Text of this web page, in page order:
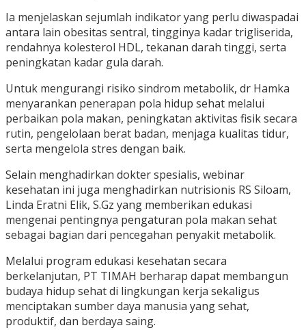
Ia menjelaskan sejumlah indikator yang perlu diwaspadai
antara lain obesitas sentral, tingginya kadar trigliserida,
rendahnya kolesterol HDL, tekanan darah tinggi, serta
peningkatan kadar gula darah.
Untuk mengurangi risiko sindrom metabolik, dr Hamka
menyarankan penerapan pola hidup sehat melalui
perbaikan pola makan, peningkatan aktivitas fisik secara
rutin, pengelolaan berat badan, menjaga kualitas tidur,
serta mengelola stres dengan baik.
Selain menghadirkan dokter spesialis, webinar
kesehatan ini juga menghadirkan nutrisionis RS Siloam,
Linda Eratni Elik, S.Gz yang memberikan edukasi
mengenai pentingnya pengaturan pola makan sehat
sebagai bagian dari pencegahan penyakit metabolik.
Melalui program edukasi kesehatan secara
berkelanjutan, PT TIMAH berharap dapat membangun
budaya hidup sehat di lingkungan kerja sekaligus
menciptakan sumber daya manusia yang sehat,
produktif, dan berdaya saing.